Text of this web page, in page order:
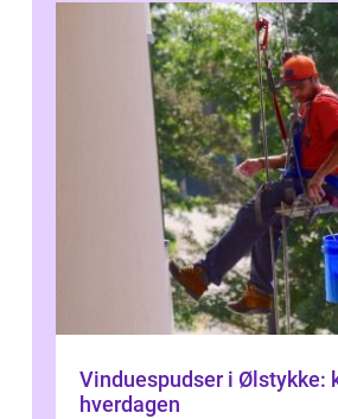
Vinduespudser i Ølstykke:
hverdagen